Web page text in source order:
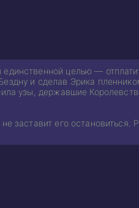
целью —
и сделав Эрика
узы, державшие
его остановиться.